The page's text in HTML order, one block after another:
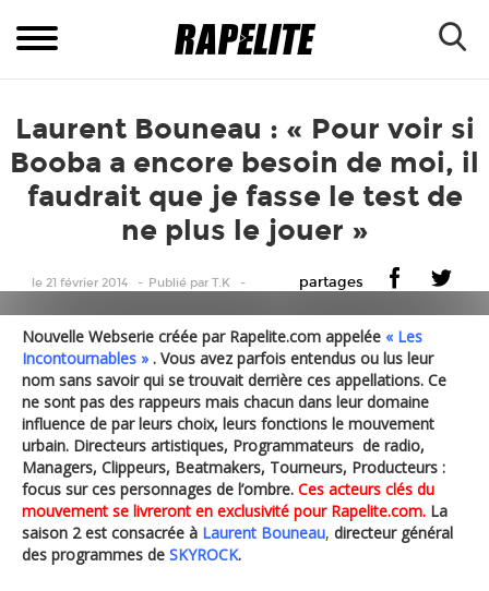
Laurent Bouneau : « Pour voir si
Booba a encore besoin de moi, il
faudrait que je fasse le test de
ne plus le jouer »
le 21 février 2014 Publié par T.K partages
Nouvelle Webserie créée par Rapelite.com appelée « Les
Incontournables » . Vous avez parfois entendus ou lus leur
nom sans savoir qui se trouvait derrière ces appellations. Ce
ne sont pas des rappeurs mais chacun dans leur domaine
influence de par leurs choix, leurs fonctions le mouvement
urbain. Directeurs artistiques, Programmateurs de radio,
Managers, Clippeurs, Beatmakers, Tourneurs, Producteurs :
focus sur ces personnages de l’ombre. Ces acteurs clés du
mouvement se livreront en exclusivité pour Rapelite.com. La
saison 2 est consacrée à Laurent Bouneau, directeur général
des programmes de SKYROCK.